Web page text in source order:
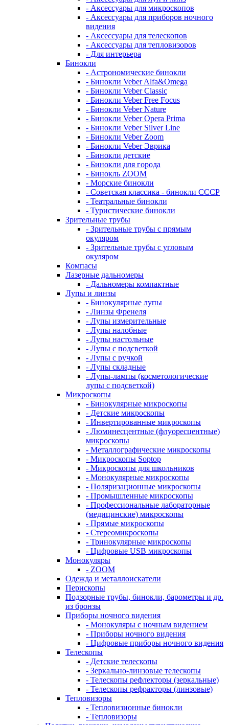
- Аксессуары для микроскопов
- Аксессуары для приборов ночного
видения
- Аксессуары для телескопов
- Аксессуары для тепловизоров
- Для интерьера
Бинокли
- Астрономические бинокли
- Бинокли Veber Alfa&Omega
- Бинокли Veber Classic
- Бинокли Veber Free Focus
- Бинокли Veber Nature
- Бинокли Veber Opera Prima
- Бинокли Veber Silver Line
- Бинокли Veber Zoom
- Бинокли Veber Эврика
- Бинокли детские
- Бинокли для города
- Бинокль ZOOM
- Морские бинокли
- Советская классика - бинокли СССР
- Театральные бинокли
- Туристические бинокли
Зрительные трубы
- Зрительные трубы с прямым
окуляром
- Зрительные трубы с угловым
окуляром
Компасы
Лазерные дальномеры
- Дальномеры компактные
Лупы и линзы
- Бинокулярные лупы
- Линзы Френеля
- Лупы измерительные
- Лупы налобные
- Лупы настольные
- Лупы с подсветкой
- Лупы с ручкой
- Лупы складные
- Лупы-лампы (косметологические
лупы с подсветкой)
Микроскопы
- Бинокулярные микроскопы
- Детские микроскопы
- Инвертированные микроскопы
- Люминесцентные (флуоресцентные)
микроскопы
- Металлографические микроскопы
- Микроскопы Soptop
- Микроскопы для школьников
- Монокулярные микроскопы
- Поляризационные микроскопы
- Промышленные микроскопы
- Профессиональные лабораторные
(медицинские) микроскопы
- Прямые микроскопы
- Стереомикроскопы
- Тринокулярные микроскопы
- Цифровые USB микроскопы
Монокуляры
- ZOOM
Одежда и металлоискатели
Перископы
Подзорные трубы, бинокли, барометры и др.
из бронзы
Приборы ночного видения
- Монокуляры с ночным видением
- Приборы ночного видения
- Цифровые приборы ночного видения
Телескопы
- Детские телескопы
- Зеркально-линзовые телескопы
- Телескопы рефлекторы (зеркальные)
- Телескопы рефракторы (линзовые)
Тепловизоры
- Тепловизионные бинокли
- Тепловизоры